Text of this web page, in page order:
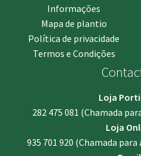
Informações
Mapa de plantio
Política de privacidade
Termos e Condições
Loja
282 475 081 (Chamada
Loja
935 701 920 (Chamada